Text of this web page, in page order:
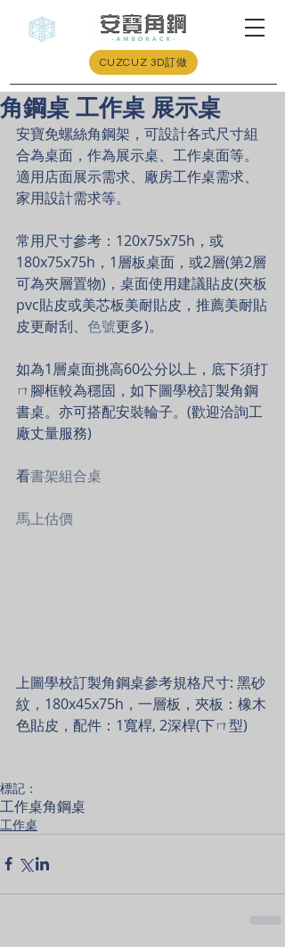
CUZCUZ 3D訂做
角鋼桌 工作桌 展示桌
安寶免螺絲角鋼架，可設計各式尺寸組
合為桌面，作為展示桌、工作桌面等。
適用店面展示需求、廠房工作桌需求、
家用設計需求等。
常用尺寸參考：120x75x75h，或
180x75x75h，1層板桌面，或2層(第2層
可為夾層置物)，桌面使用建議貼皮(夾板
pvc貼皮或美芯板美耐貼皮，推薦美耐貼
皮更耐刮、 色號更多)。
如為1層桌面挑高60公分以上，底下須打
ㄇ腳框較為穩固，如下圖學校訂製角鋼
書桌。亦可搭配安裝輪子。(歡迎洽詢工
廠丈量服務)
看書架組合桌
馬上估價
上圖學校訂製角鋼桌參考規格尺寸: 黑砂
紋，180x45x75h，一層板，夾板：橡木
色貼皮，配件：1寬桿, 2深桿(下ㄇ型)
標記：
工作桌角鋼桌
工作桌